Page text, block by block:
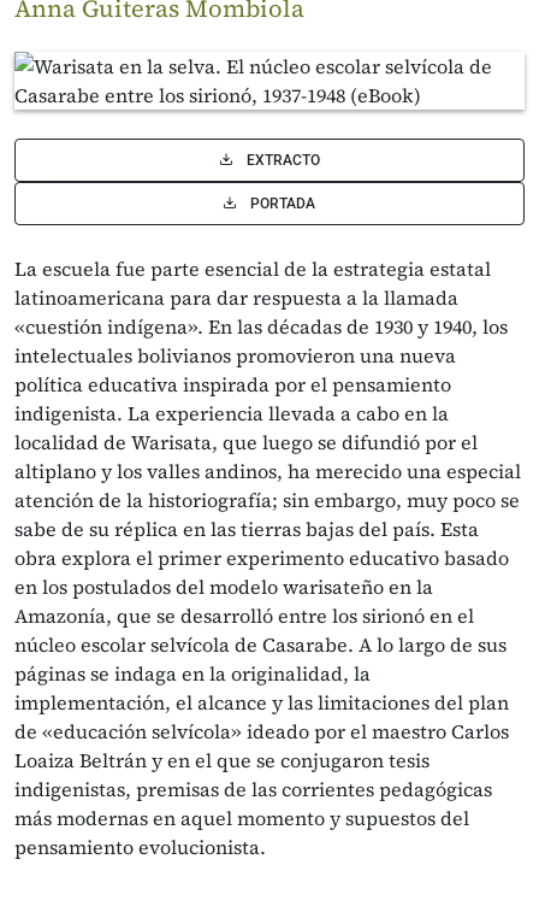
Anna Guiteras Mombiola
EXTRACTO
PORTADA
La escuela fue parte esencial de la estrategia estatal
latinoamericana para dar respuesta a la llamada
«cuestión indígena». En las décadas de 1930 y 1940, los
intelectuales bolivianos promovieron una nueva
política educativa inspirada por el pensamiento
indigenista. La experiencia llevada a cabo en la
localidad de Warisata, que luego se difundió por el
altiplano y los valles andinos, ha merecido una especial
atención de la historiografía; sin embargo, muy poco se
sabe de su réplica en las tierras bajas del país. Esta
obra explora el primer experimento educativo basado
en los postulados del modelo warisateño en la
Amazonía, que se desarrolló entre los sirionó en el
núcleo escolar selvícola de Casarabe. A lo largo de sus
páginas se indaga en la originalidad, la
implementación, el alcance y las limitaciones del plan
de «educación selvícola» ideado por el maestro Carlos
Loaiza Beltrán y en el que se conjugaron tesis
indigenistas, premisas de las corrientes pedagógicas
más modernas en aquel momento y supuestos del
pensamiento evolucionista.